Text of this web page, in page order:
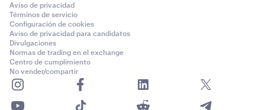
Aviso de privacidad
Términos de servicio
Configuración de cookies
Aviso de privacidad para candidatos
Divulgaciones
Normas de trading en el exchange
Centro de cumplimiento
No vender/compartir